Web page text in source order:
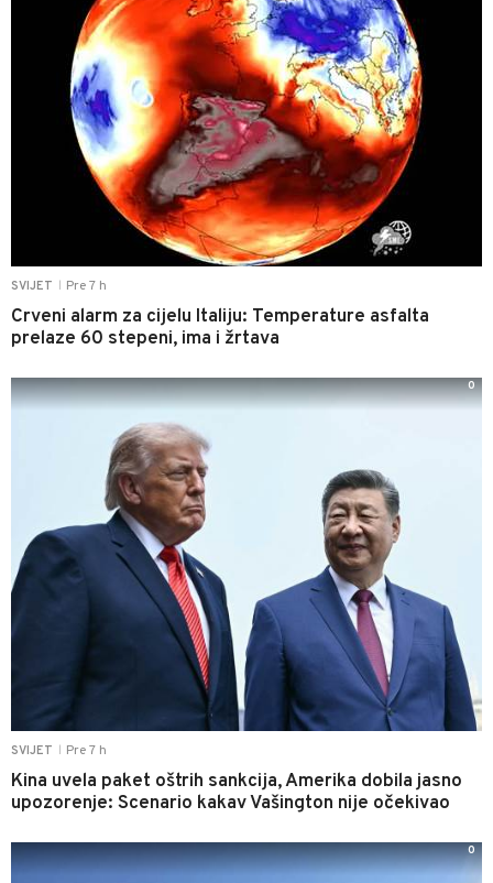
SVIJET Pre 7 h
Crveni alarm za cijelu Italiju: Temperature asfalta
prelaze 60 stepeni, ima i žrtava
SVIJET Pre 7 h
Kina uvela paket oštrih sankcija, Amerika dobila jasno
upozorenje: Scenario kakav Vašington nije očekivao
0
0